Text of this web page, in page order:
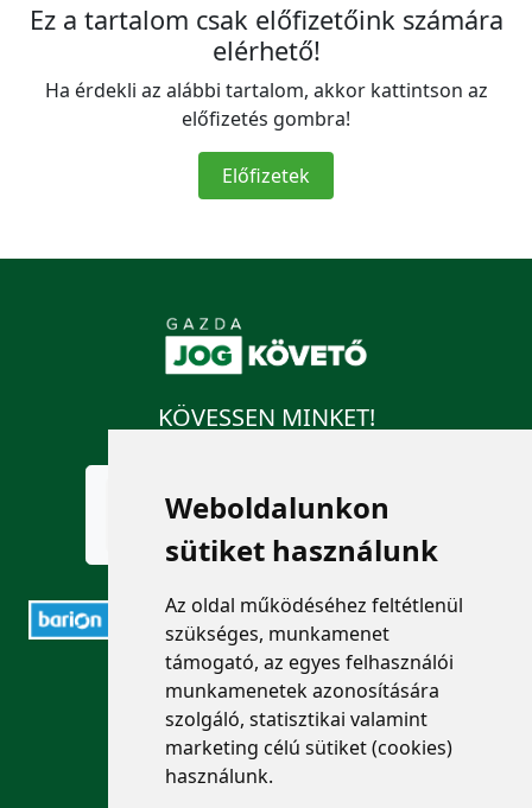
Weboldalunkon
sütiket használunk
Az oldal működéséhez feltétlenül
szükséges, munkamenet
támogató, az egyes felhasználói
munkamenetek azonosítására
szolgáló, statisztikai valamint
marketing célú sütiket (cookies)
használunk.
Ez a tartalom csak előfizetőink számára
elérhető!
Ha érdekli az alábbi tartalom, akkor kattintson az
előfizetés gombra!
Előfizetek
KÖVESSEN MINKET!
ELÉRHETŐSÉGEK
+36 1 880 7600
info@mprx.hu